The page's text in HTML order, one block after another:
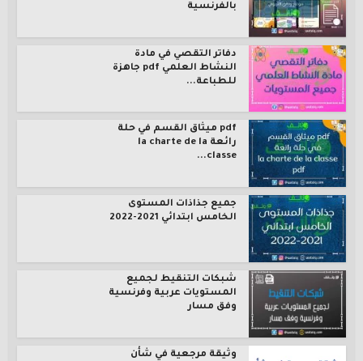
بالفرنسية
دفاتر التقصي في مادة
النشاط العلمي pdf جاهزة
للطباعة...
pdf ميثاق القسم في حلة
رائعة la charte de la
classe...
جميع جذاذات المستوى
الخامس ابتدائي 2021-2022
شبكات التنقيط لجميع
المستويات عربية وفرنسية
وفق مسار
وثيقة مرجعية في شأن